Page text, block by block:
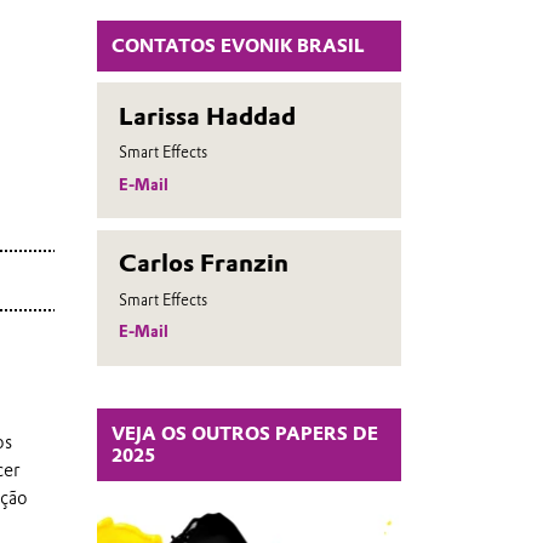
CONTATOS EVONIK BRASIL
Larissa Haddad
Smart Effects
E-Mail
Carlos Franzin
Smart Effects
E-Mail
VEJA OS OUTROS PAPERS DE
2025